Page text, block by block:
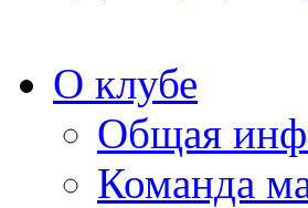
О клубе
Общая
Команда